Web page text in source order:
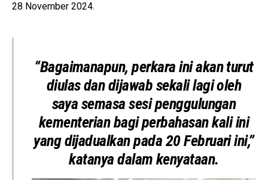
28 November 2024.
“Bagaimanapun, perkara ini akan turut
diulas dan dijawab sekali lagi oleh
saya semasa sesi penggulungan
kementerian bagi perbahasan kali ini
yang dijadualkan pada 20 Februari ini,”
katanya dalam kenyataan.